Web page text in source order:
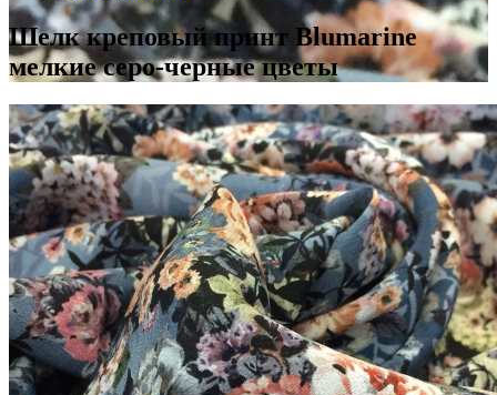
Шелк креповый принт Blumarine
мелкие серо-черные цветы